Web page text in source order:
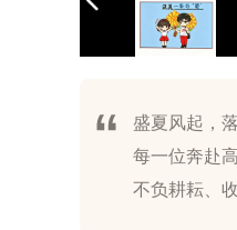
盛夏风起，
每一位奔赴
不负耕耘、